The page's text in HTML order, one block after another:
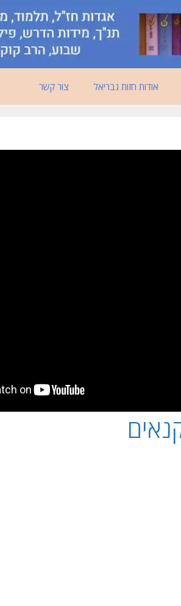
אודות חזות גבריאל צור קשר